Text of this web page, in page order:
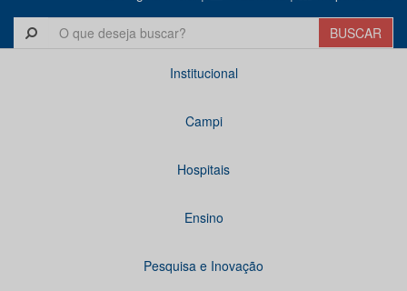
Institucional
Campi
Hospitais
Ensino
Pesquisa e Inovação